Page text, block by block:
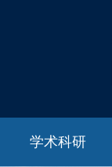
学术科研